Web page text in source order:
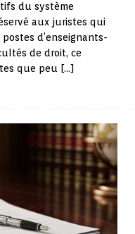
du système
aux juristes qui
d’enseignants-
de droit, ce
que peu […]